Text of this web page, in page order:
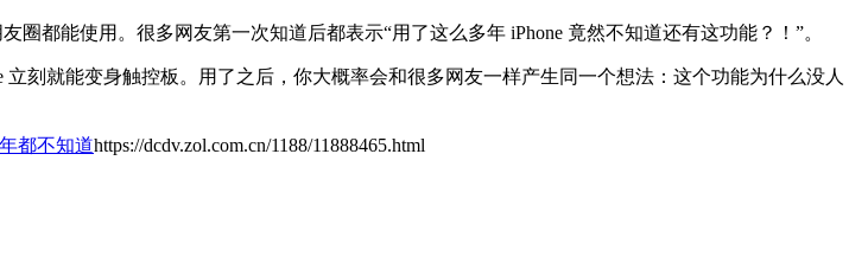
都能使用。很多网友第一次知道后都表示“用了这么多年 iPhone 竟然不知道还有这功能？！”。
刻就能变身触控板。用了之后，你大概率会和很多网友一样产生同一个想法：这个功能为什么没人
都不知道https://dcdv.zol.com.cn/1188/11888465.html